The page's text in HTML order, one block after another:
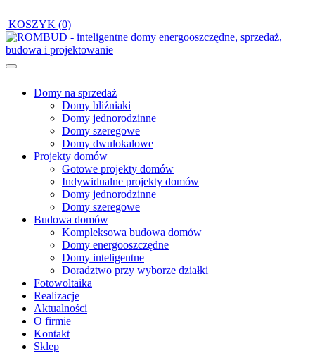
KOSZYK (0)
Domy na sprzedaż
Domy bliźniaki
Domy jednorodzinne
Domy szeregowe
Domy dwulokalowe
Projekty domów
Gotowe projekty domów
Indywidualne projekty domów
Domy jednorodzinne
Domy szeregowe
Budowa domów
Kompleksowa budowa domów
Domy energooszczędne
Domy inteligentne
Doradztwo przy wyborze działki
Fotowoltaika
Realizacje
Aktualności
O firmie
Kontakt
Sklep